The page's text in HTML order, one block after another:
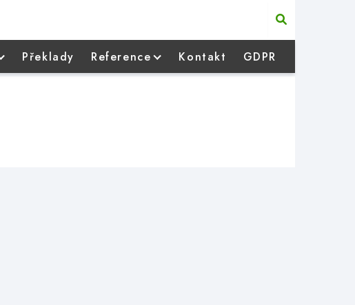
Překlady Reference Kontakt GDPR